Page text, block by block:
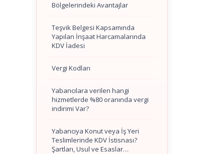
Bölgelerindeki Avantajlar
Teşvik Belgesi Kapsamında
Yapılan İnşaat Harcamalarında
KDV İadesi
Vergi Kodları
Yabancılara verilen hangi
hizmetlerde %80 oranında vergi
indirimi Var?
Yabancıya Konut veya İş Yeri
Teslimlerinde KDV İstisnası?
Şartları, Usul ve Esaslar…